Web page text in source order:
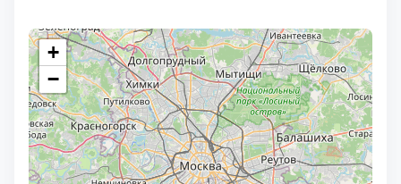
+
−
Воскресенский 7
Дмитровский 7
Долгопрудный 2